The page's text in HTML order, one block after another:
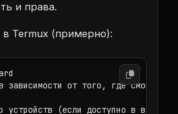
и права.
в Termux (примерно):
зависимости от того, где
устройств (если доступно в вашем